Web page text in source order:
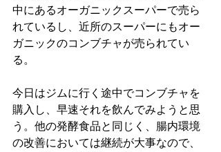
中にあるオーガニックスーパーで売ら
れているし、近所のスーパーにもオー
ガニックのコンブチャが売られてい
る。
今日はジムに行く途中でコンブチャを
購入し、早速それを飲んでみようと思
う。他の発酵食品と同じく、腸内環境
の改善においては継続が大事なので、